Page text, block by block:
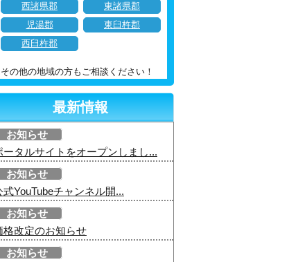
西諸県郡
東諸県郡
児湯郡
東臼杵郡
西臼杵郡
その他の地域の方もご相談ください！
最新情報
お知らせ
ータルサイトをオープンしまし...
お知らせ
式YouTubeチャンネル開...
お知らせ
格改定のお知らせ
お知らせ